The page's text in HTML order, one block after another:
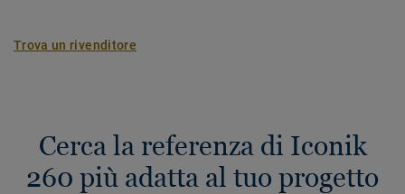
Trova un rivenditore
Cerca la referenza di Iconik
260 più adatta al tuo progetto